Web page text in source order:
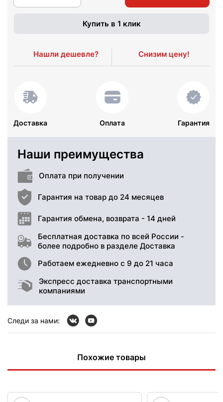
Купить в 1 клик
Нашли дешевле? Снизим цену!
Доставка Оплата Гарантия
Наши преимущества
Оплата при получении
Гарантия на товар до 24 месяцев
Гарантия обмена, возврата - 14 дней
Бесплатная доставка по всей России -
более подробно в разделе Доставка
Работаем ежедневно с 9 до 21 часа
Экспресс доставка транспортными
компаниями
Следи за нами:
Похожие товары